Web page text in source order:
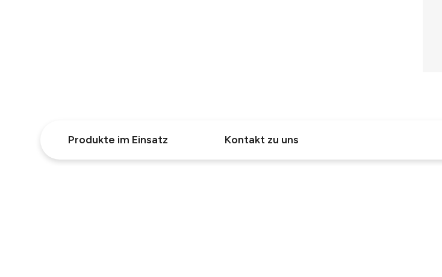
Produkte im Einsatz Kontakt zu uns